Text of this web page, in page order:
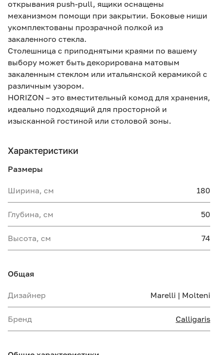
открывания push-pull, ящики оснащены
механизмом помощи при закрытии. Боковые ниши
укомплектованы прозрачной полкой из
закаленного стекла.
Столешница с приподнятыми краями по вашему
выбору может быть декорирована матовым
закаленным стеклом или итальянской керамикой с
различным узором.
HORIZON – это вместительный комод для хранения,
идеально подходящий для просторной и
изысканной гостиной или столовой зоны.
Характеристики
Размеры
Ширина, см 180
Глубина, см 50
Высота, см 74
Общая
Дизайнер Marelli | Molteni
Бренд Calligaris